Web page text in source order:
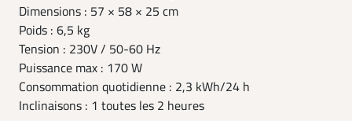
Dimensions : 57 × 58 × 25 cm
Poids : 6,5 kg
Tension : 230V / 50-60 Hz
Puissance max : 170 W
Consommation quotidienne : 2,3 kWh/24 h
Inclinaisons : 1 toutes les 2 heures